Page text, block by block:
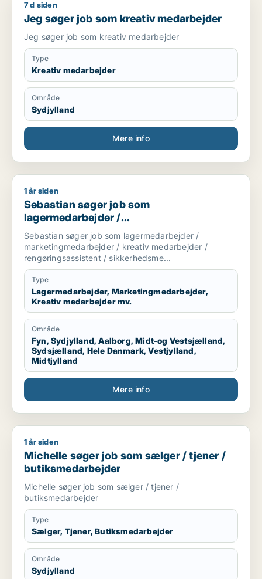
Jeg søger job som kreativ medarbejder
7 d siden
Jeg søger job som kreativ medarbejder
Jeg søger job som kreativ medarbejder
Type
Kreativ medarbejder
Område
Sydjylland
Mere info
Sebastian søger job som lagermedarbejder /
1 år siden
Sebastian søger job som
lagermedarbejder /
marketingmedarbejder / kreativ
medarbejder / rengøringsassistent /
sikkerhedsmedarbejder
Sebastian søger job som lagermedarbejder /
marketingmedarbejder / kreativ medarbejder /
rengøringsassistent / sikkerhedsme...
Type
Lagermedarbejder, Marketingmedarbejder,
Kreativ medarbejder mv.
Område
Fyn, Sydjylland, Aalborg, Midt-og Vestsjælland,
Sydsjælland, Hele Danmark, Vestjylland,
Midtjylland
Mere info
Michelle søger job som sælger / tjener / butiksmedarbejder
1 år siden
Michelle søger job som sælger / tjener /
butiksmedarbejder
Michelle søger job som sælger / tjener /
butiksmedarbejder
Type
Sælger, Tjener, Butiksmedarbejder
Område
Sydjylland